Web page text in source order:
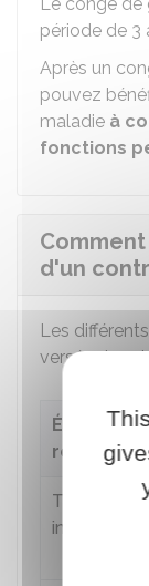
période de 3
Après un
pouvez
maladie à
fonctions
d'un
Les
versés dans
Éléments
Traitement
indiciaire